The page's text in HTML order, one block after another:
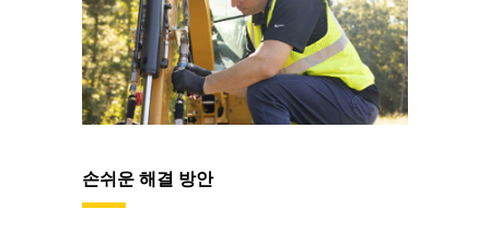
손쉬운 해결 방안